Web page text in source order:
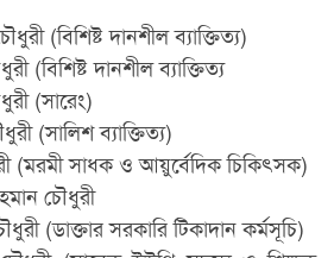
(বিশিষ্ট দানশীল ব্যাক্তিত্য)
(বিশিষ্ট দানশীল ব্যাক্তিত্য
(সারেং)
(সালিশ ব্যাক্তিত্য)
(মরমী সাধক ও আয়ুর্বেদিক চিকিৎসক)
চৌধুরী
(ডাক্তার সরকারি টিকাদান কর্মসূচি)